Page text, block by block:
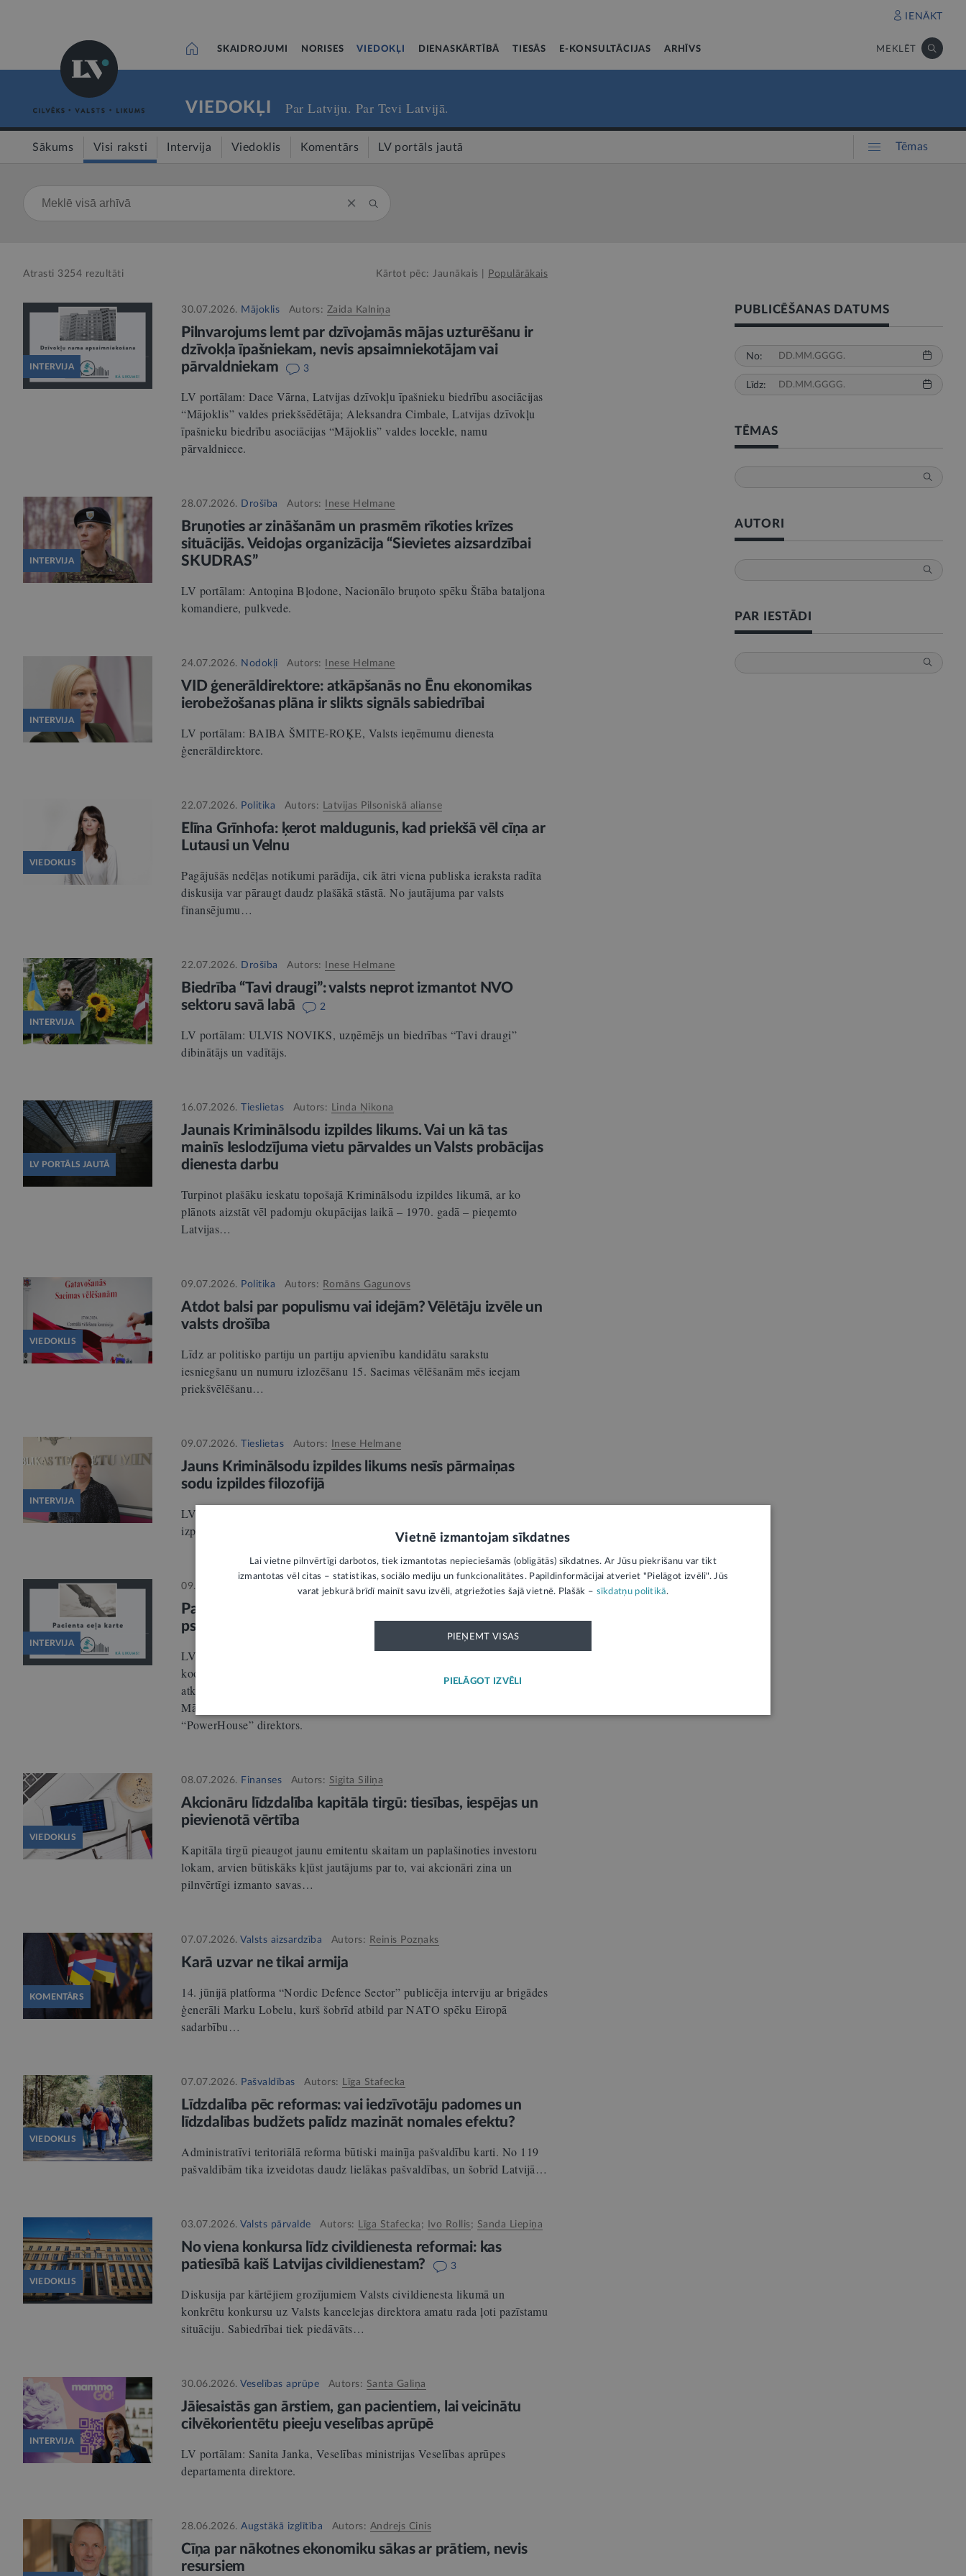
IENĀKT
SKAIDROJUMI NORISES VIEDOKĻI DIENASKĀRTĪBĀ TIESĀS E-KONSULTĀCIJAS ARHĪVS MEKLĒT
VIEDOKĻI Par Latviju. Par Tevi Latvijā.
Sākums Visi raksti Intervija Viedoklis Komentārs LV portāls jautā Tēmas
Atrasti 3254 rezultāti Kārtot pēc: Jaunākais Populārākais
INTERVIJA
30.07.2026. Mājoklis Autors: Zaida Kalniņa
Pilnvarojums lemt par dzīvojamās mājas uzturēšanu ir
dzīvokļa īpašniekam, nevis apsaimniekotājam vai
pārvaldniekam
3
LV portālam: Dace Vārna, Latvijas dzīvokļu īpašnieku biedrību asociācijas
“Mājoklis” valdes priekšsēdētāja; Aleksandra Cimbale, Latvijas dzīvokļu
īpašnieku biedrību asociācijas “Mājoklis” valdes locekle, namu
pārvaldniece.
INTERVIJA
28.07.2026. Drošība Autors: Inese Helmane
Bruņoties ar zināšanām un prasmēm rīkoties krīzes
situācijās. Veidojas organizācija “Sievietes aizsardzībai
SKUDRAS”
LV portālam: Antoņina Bļodone, Nacionālo bruņoto spēku Štāba bataljona
komandiere, pulkvede.
INTERVIJA
24.07.2026. Nodokļi Autors: Inese Helmane
VID ģenerāldirektore: atkāpšanās no Ēnu ekonomikas
ierobežošanas plāna ir slikts signāls sabiedrībai
LV portālam: BAIBA ŠMITE-ROĶE, Valsts ieņēmumu dienesta
ģenerāldirektore.
VIEDOKLIS
22.07.2026. Politika Autors: Latvijas Pilsoniskā alianse
Elīna Grīnhofa: ķerot maldugunis, kad priekšā vēl cīņa ar
Lutausi un Velnu
Pagājušās nedēļas notikumi parādīja, cik ātri viena publiska ieraksta radīta
diskusija var pāraugt daudz plašākā stāstā. No jautājuma par valsts
finansējumu…
INTERVIJA
22.07.2026. Drošība Autors: Inese Helmane
Biedrība “Tavi draugi”: valsts neprot izmantot NVO
sektoru savā labā
2
LV portālam: ULVIS NOVIKS, uzņēmējs un biedrības “Tavi draugi”
dibinātājs un vadītājs.
LV PORTĀLS JAUTĀ
16.07.2026. Tieslietas Autors: Linda Ņikona
Jaunais Kriminālsodu izpildes likums. Vai un kā tas
mainīs Ieslodzījuma vietu pārvaldes un Valsts probācijas
dienesta darbu
Turpinot plašāku ieskatu topošajā Kriminālsodu izpildes likumā, ar ko
plānots aizstāt vēl padomju okupācijas laikā – 1970. gadā – pieņemto
Latvijas…
VIEDOKLIS
09.07.2026. Politika Autors: Romāns Gagunovs
Atdot balsi par populismu vai idejām? Vēlētāju izvēle un
valsts drošība
Līdz ar politisko partiju un partiju apvienību kandidātu sarakstu
iesniegšanu un numuru izlozēšanu 15. Saeimas vēlēšanām mēs ieejam
priekšvēlēšanu…
INTERVIJA
09.07.2026. Tieslietas Autors: Inese Helmane
Jauns Kriminālsodu izpildes likums nesīs pārmaiņas
sodu izpildes filozofijā
LV portālam: KRISTĪNE ĶIPĒNA, Tieslietu ministrijas Kriminālsodu
izpildes politikas nodaļas vadītāja.
INTERVIJA
09.07.2026. Veselības aprūpe Autors:Zaida Kalniņa
Par jaunu pieeju veselības politikas plānošanā. Vai taps
psihisko saslimšanu un atkarību pacienta ceļa karte?
LV portālam: Aļona ALEKSEJEVA, biedrības “Ogle” projektu
koordinatore; Sanita LAZDIŅA, Veselības ministrijas Psihiskās veselības,
atkarību profilakses un integrēto pakalpojumu nodaļas vadītājas vietniece;
Mārtiņš DAUGULIS, pētnieks, analītikas un vadības grupas
“PowerHouse” direktors.
VIEDOKLIS
08.07.2026. Finanses Autors: Sigita Siliņa
Akcionāru līdzdalība kapitāla tirgū: tiesības, iespējas un
pievienotā vērtība
Kapitāla tirgū pieaugot jaunu emitentu skaitam un paplašinoties investoru
lokam, arvien būtiskāks kļūst jautājums par to, vai akcionāri zina un
pilnvērtīgi izmanto savas…
KOMENTĀRS
07.07.2026. Valsts aizsardzība Autors: Reinis Pozņaks
Karā uzvar ne tikai armija
14. jūnijā platforma “Nordic Defence Sector” publicēja interviju ar brigādes
ģenerāli Marku Lobelu, kurš šobrīd atbild par NATO spēku Eiropā
sadarbību…
VIEDOKLIS
07.07.2026. Pašvaldības Autors: Līga Stafecka
Līdzdalība pēc reformas: vai iedzīvotāju padomes un
līdzdalības budžets palīdz mazināt nomales efektu?
Administratīvi teritoriālā reforma būtiski mainīja pašvaldību karti. No 119
pašvaldībām tika izveidotas daudz lielākas pašvaldības, un šobrīd Latvijā…
VIEDOKLIS
03.07.2026. Valsts pārvalde Autors: Līga Stafecka ; Ivo Rollis; Sanda Liepiņa
No viena konkursa līdz civildienesta reformai: kas
patiesībā kaiš Latvijas civildienestam?
3
Diskusija par kārtējiem grozījumiem Valsts civildienesta likumā un
konkrētu konkursu uz Valsts kancelejas direktora amatu rada ļoti pazīstamu
situāciju. Sabiedrībai tiek piedāvāts…
INTERVIJA
30.06.2026. Veselības aprūpe Autors: Santa Galiņa
Jāiesaistās gan ārstiem, gan pacientiem, lai veicinātu
cilvēkorientētu pieeju veselības aprūpē
LV portālam: Sanita Janka, Veselības ministrijas Veselības aprūpes
departamenta direktore.
28.06.2026. Augstākā izglītība Autors: Andrejs Cinis
Cīņa par nākotnes ekonomiku sākas ar prātiem, nevis
resursiem
PUBLICĒŠANAS DATUMS
No:
Līdz:
TĒMAS
AUTORI
PAR IESTĀDI
Vietnē izmantojam sīkdatnes
Lai vietne pilnvērtīgi darbotos, tiek izmantotas nepieciešamās (obligātās) sīkdatnes. Ar Jūsu piekrišanu var tikt
izmantotas vēl citas – statistikas, sociālo mediju un funkcionalitātes. Papildinformācijai atveriet "Pielāgot izvēli". Jūs
varat jebkurā brīdī mainīt savu izvēli, atgriežoties šajā vietnē. Plašāk – sīkdatņu politikā.
PIEŅEMT VISAS
PIELĀGOT IZVĒLI